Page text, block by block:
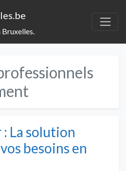
Bruxelles.
La solution
besoins en